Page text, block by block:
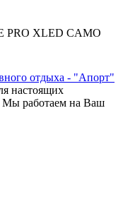
XLED CAMO
настоящих
Мы работаем на Ваш